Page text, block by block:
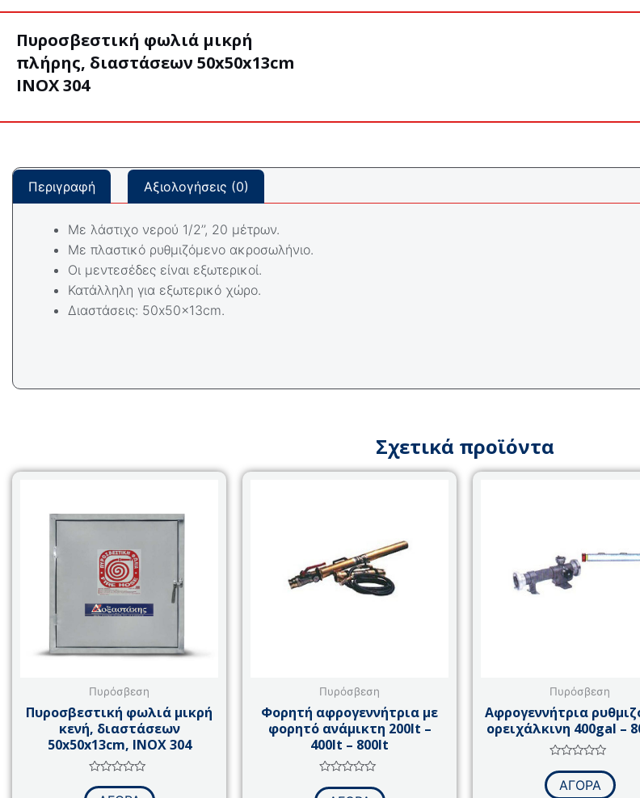
Πυροσβεστική φωλιά μικρή
πλήρης, διαστάσεων 50x50x13cm
INOX 304
Περιγραφή Αξιολογήσεις (0)
Mε λάστιχο νερού 1/2’’, 20 μέτρων.
Mε πλαστικό ρυθμιζόμενο ακροσωλήνιο.
Οι μεντεσέδες είναι εξωτερικοί.
Κατάλληλη για εξωτερικό χώρο.
Διαστάσεις: 50x50x13cm.
Σχετικά προϊόντα
Πυρόσβεση
Πυροσβεστική φωλιά μικρή
κενή, διαστάσεων
50x50x13cm, INOX 304
με
Πυρόσβεση
Φορητή αφρογεννήτρια με
φορητό ανάμικτη 200lt –
400lt – 800lt
με
Πυρόσβεση
Αφρογεννήτρια
ορειχάλκινη 400gal –
με
ΑΓΟΡΑ